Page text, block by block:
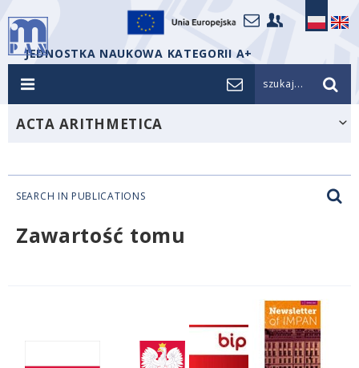
JEDNOSTKA NAUKOWA KATEGORII A+
szukaj...
ACTA ARITHMETICA
SEARCH IN PUBLICATIONS
Zawartość tomu